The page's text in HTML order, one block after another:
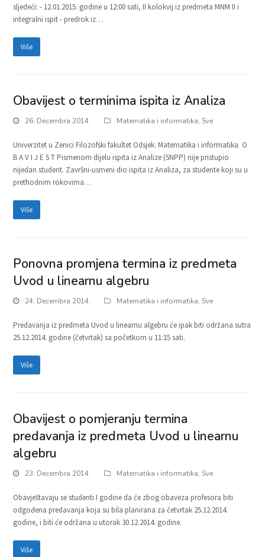
sljedeći: - 12.01.2015. godine u 12:00 sati, II kolokvij iz predmeta MNM II i
integralni ispit - predrok iz…
Više
Obavijest o terminima ispita iz Analiza
26. Decembra 2014. Matematika i informatika, Sve
Univerzitet u Zenici Filozofski fakultet Odsjek: Matematika i informatika O
B A V I J E S T Pismenom dijelu ispita iz Analize (SNPP) nije pristupio
nijedan student. Završni-usmeni dio ispita iz Analiza, za studente koji su u
prethodnim rokovima…
Više
Ponovna promjena termina iz predmeta
Uvod u linearnu algebru
24. Decembra 2014. Matematika i informatika, Sve
Predavanja iz predmeta Uvod u linearnu algebru će ipak biti održana sutra
25.12.2014. godine (četvrtak) sa početkom u 11:15 sati.
Više
Obavijest o pomjeranju termina
predavanja iz predmeta Uvod u linearnu
algebru
23. Decembra 2014. Matematika i informatika, Sve
Obavještavaju se studenti I godine da će zbog obaveza profesora biti
odgođena predavanja koja su bila planirana za četvrtak 25.12.2014.
godine, i biti će održana u utorak 30.12.2014. godine.
Više